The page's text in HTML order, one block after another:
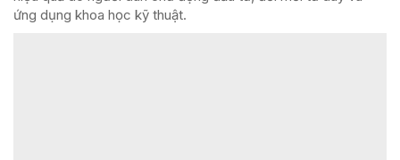
ứng dụng khoa học kỹ thuật.